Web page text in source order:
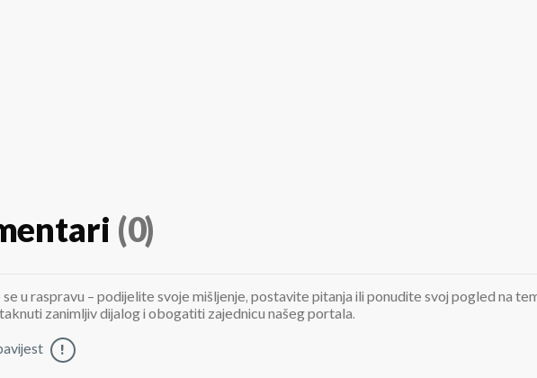
(0)
u raspravu – podijelite svoje mišljenje, postavite pitanja ili ponudite svoj pogled na
zanimljiv dijalog i obogatiti zajednicu našeg portala.
!